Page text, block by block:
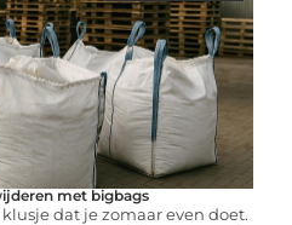
met bigbags
dat je zomaar even doet.